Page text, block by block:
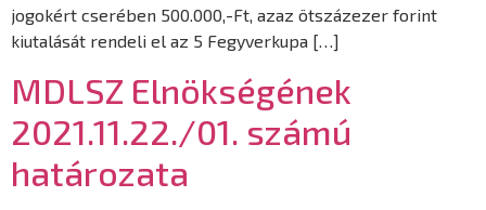
jogokért cserében 500.000,-Ft, azaz ötszázezer forint
kiutalását rendeli el az 5 Fegyverkupa […]
MDLSZ Elnökségének
2021.11.22./01. számú
határozata